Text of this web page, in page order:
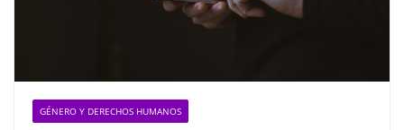
GÉNERO Y DERECHOS HUMANOS